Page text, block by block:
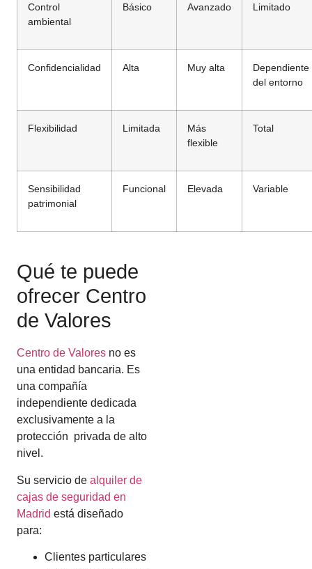
Control
ambiental
Básico Avanzado Limitado
Confidencialidad Alta Muy alta
Dependiente
del entorno
Flexibilidad Limitada
Más
flexible
Total
Sensibilidad
patrimonial
Funcional Elevada Variable
Qué te puede
ofrecer Centro
de Valores
Centro de Valores no es
una entidad bancaria. Es
una compañía
independiente dedicada
exclusivamente a la
protección privada de alto
nivel.
Su servicio de alquiler de
cajas de seguridad en
Madrid está diseñado
para:
Clientes particulares